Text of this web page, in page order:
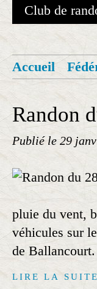
Club de
Accueil
Randon
Publié le 29
pluie du vent,
véhicules sur
de
LIRE LA SUITE